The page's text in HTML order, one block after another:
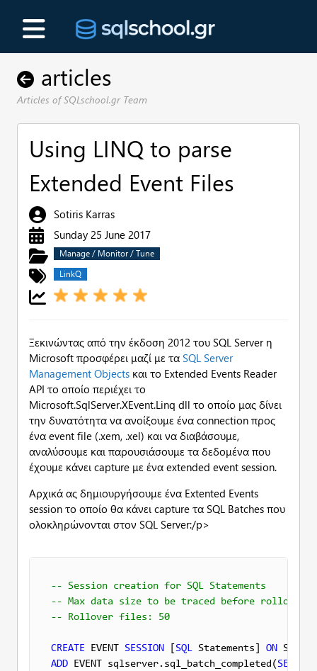
articles
Articles of SQLschool.gr Team
Using LINQ to parse
Extended Event Files
Sotiris Karras
Sunday 25 June 2017
Manage / Monitor / Tune
LinkQ
Ξεκινώντας από την έκδοση 2012 του SQL Server η
Microsoft προσφέρει μαζί με τα SQL Server
Management Objects και το Extended Events Reader
API το οποίο περιέχει το
Microsoft.SqlServer.XEvent.Linq dll το οποίο μας δίνει
την δυνατότητα να ανοίξουμε ένα connection προς
ένα event file (.xem, .xel) και να διαβάσουμε,
αναλύσουμε και παρουσιάσουμε τα δεδομένα που
έχουμε κάνει capture με ένα extended event session.
Αρχικά ας δημιουργήσουμε ένα Extented Events
session το οποίο θα κάνει capture τα SQL Batches που
ολοκληρώνονται στον SQL Server:/p>
-- Session creation for SQL Statements
-- Max data size to be traced before rollover:
-- Rollover files: 50
CREATE EVENT SESSION SQL Statements] ON
ADD EVENT sqlserver.sql_batch_completed( SET